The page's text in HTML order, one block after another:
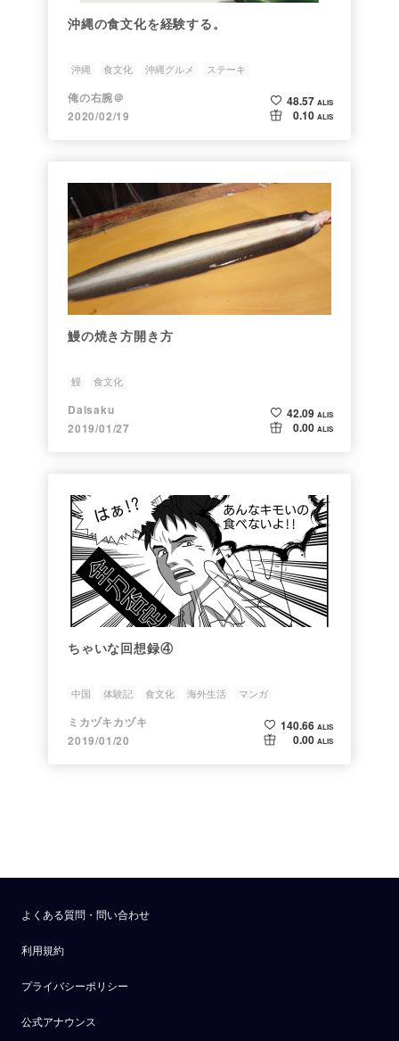
沖縄の食文化を経験する。
沖縄 食文化 沖縄グルメ ステーキ
俺の右腕＠
2020/02/19
48.57 ALIS
0.10 ALIS
鰻の焼き方開き方
鰻 食文化
Daisaku
2019/01/27
42.09 ALIS
0.00 ALIS
ちゃいな回想録④
中国 体験記 食文化 海外生活 マンガ
ミカヅキカヅキ
2019/01/20
140.66 ALIS
0.00 ALIS
よくある質問・問い合わせ
利用規約
プライバシーポリシー
公式アナウンス